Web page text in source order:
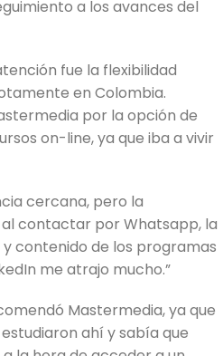
a los avances del
fue la flexibilidad
en Colombia.
por la opción de
on-line, ya que iba a vivir
cercana, pero la
contactar por Whatsapp, la
contenido de los programas
me atrajo mucho.”
Mastermedia, ya que
ahí y sabía que